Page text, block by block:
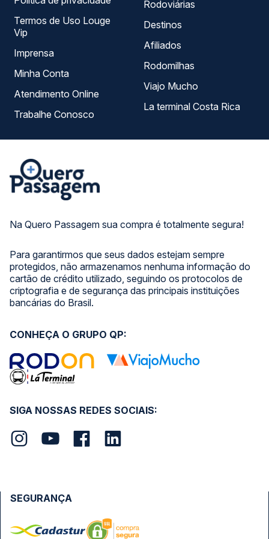
Na Quero Passagem sua compra é totalmente segura!
Para garantirmos que seus dados estejam sempre
protegidos, não armazenamos nenhuma informação do
cartão de crédito utilizado, seguindo os protocolos de
criptografia e de segurança das principais instituições
bancárias do Brasil.
Termos de Uso Louge
Vip
Imprensa
Minha Conta
Atendimento Online
Trabalhe Conosco
Rodoviárias
Destinos
Afiliados
Rodomilhas
Viajo Mucho
La terminal Costa Rica
SIGA NOSSAS REDES SOCIAIS:
CONHEÇA O GRUPO QP:
SEGURANÇA